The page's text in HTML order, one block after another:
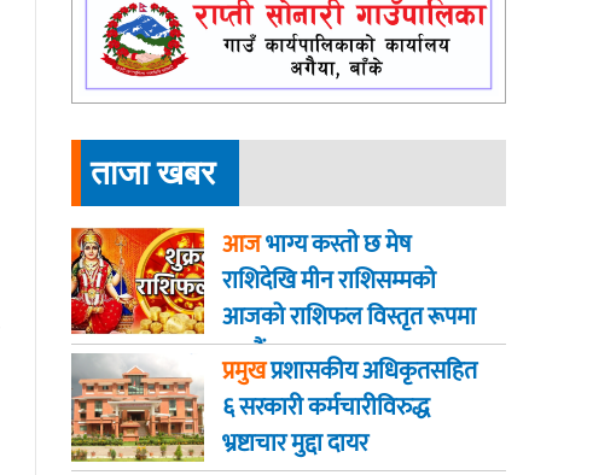
ताजा खबर
आजभाग्य कस्ताे छ मेष
राशिदेखि मीन राशिसम्मको
आजको राशिफल विस्तृत रूपमा
जानौं
प्रमुखप्रशासकीय अधिकृतसहित
६ सरकारी कर्मचारीविरुद्ध
भ्रष्टाचार मुद्दा दायर